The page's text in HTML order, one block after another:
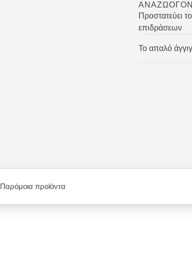
Προστατεύει
επιδράσεων
Το απαλό
Παρόμοια προϊόντα